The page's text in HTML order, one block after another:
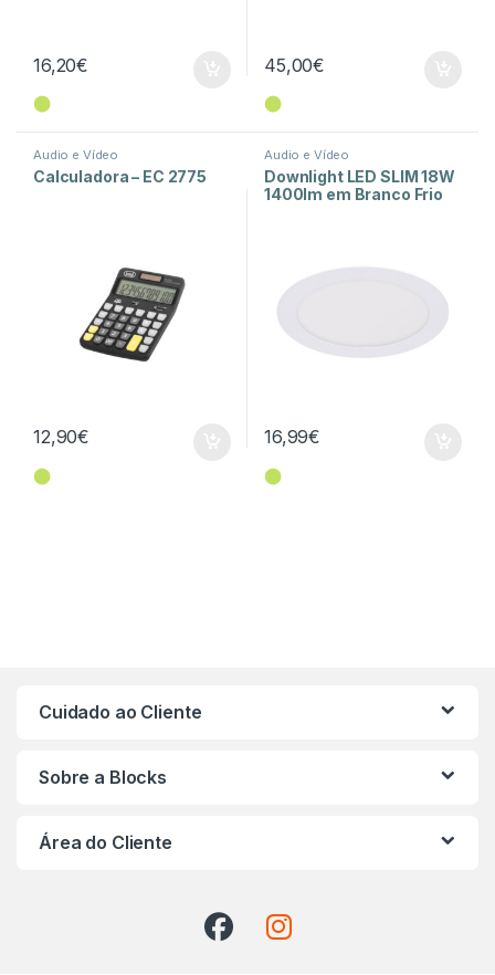
16,20€
⬤
45,00€
⬤
Audio e Vídeo
Calculadora – EC 2775
12,90€
⬤
Audio e Vídeo
Downlight LED SLIM 18W
1400lm em Branco Frio
16,99€
⬤
Cuidado ao Cliente
Sobre a Blocks
Área do Cliente